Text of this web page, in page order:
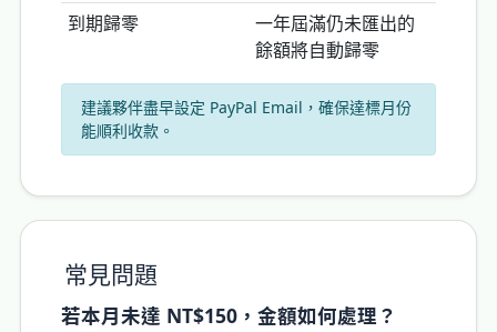
到期歸零
一年屆滿仍未匯出的
餘額將自動歸零
建議夥伴盡早設定 PayPal Email，確保達標月份
能順利收款。
常見問題
若本月未達 NT$150，金額如何處理？